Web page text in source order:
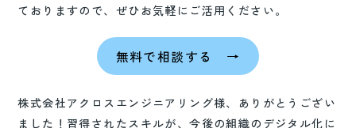
ておりますので、ぜひお気軽にご活用ください。
無料で相談する →
株式会社アクロスエンジニアリング様、ありがとうござい
ました！習得されたスキルが、今後の組織のデジタル化に